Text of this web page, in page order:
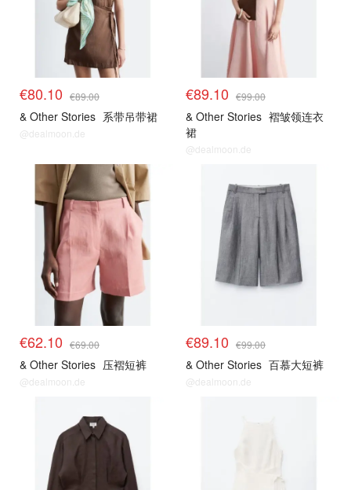
€80.10 €89.00
& Other Stories 系带吊带裙
@dealmoon.de
€89.10 €99.00
& Other Stories 褶皱领连衣
裙
@dealmoon.de
€62.10 €69.00
& Other Stories 压褶短裤
@dealmoon.de
€89.10 €99.00
& Other Stories 百慕大短裤
@dealmoon.de